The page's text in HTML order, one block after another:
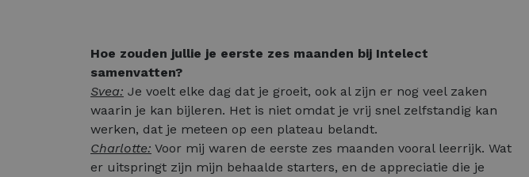
Hoe zouden jullie je eerste zes maanden bij Intelect
samenvatten?
Svea: Je voelt elke dag dat je groeit, ook al zijn er nog veel zaken
waarin je kan bijleren. Het is niet omdat je vrij snel zelfstandig kan
werken, dat je meteen op een plateau belandt.
Charlotte: Voor mij waren de eerste zes maanden vooral leerrijk. Wat
er uitspringt zijn mijn behaalde starters, en de appreciatie die je